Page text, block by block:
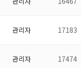
관리자 17183
관리자 17474